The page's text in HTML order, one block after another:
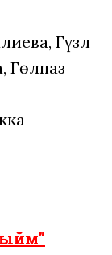
Гүзәл
Гөлназ